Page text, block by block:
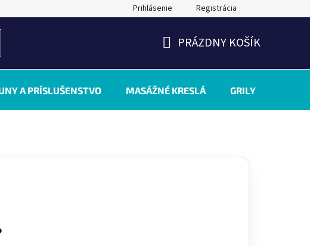
Prihlásenie Registrácia
KOŠÍK
PRÁZDNY KOŠÍK
A PRÍSLUŠENSTVO MASÁŽNÉ KRESLÁ GRILY